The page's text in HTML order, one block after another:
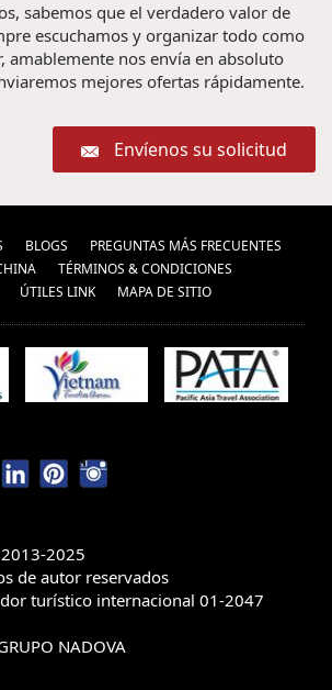
sabemos que el verdadero valor de
escuchamos y organizar todo como
amablemente nos envía en absoluto
mejores ofertas rápidamente.
Envíenos su solicitud
BLOGS
PREGUNTAS MÁS FRECUENTES
TÉRMINOS & CONDICIONES
ÚTILES LINK MAPA DE SITIO
2025
de autor reservados
turístico internacional 01-2047
NADOVA